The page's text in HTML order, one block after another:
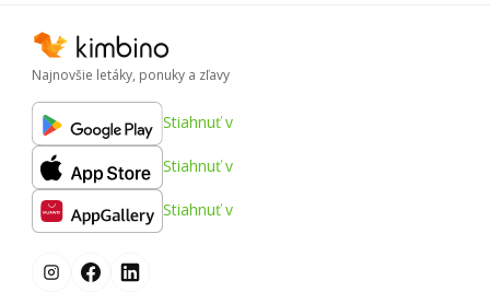
Najnovšie letáky, ponuky a zľavy
Stiahnuť v
Stiahnuť v
Stiahnuť v